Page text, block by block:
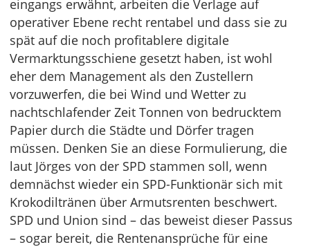
eingangs erwähnt, arbeiten die Verlage auf
operativer Ebene recht rentabel und dass sie zu
spät auf die noch profitablere digitale
Vermarktungsschiene gesetzt haben, ist wohl
eher dem Management als den Zustellern
vorzuwerfen, die bei Wind und Wetter zu
nachtschlafender Zeit Tonnen von bedrucktem
Papier durch die Städte und Dörfer tragen
müssen. Denken Sie an diese Formulierung, die
laut Jörges von der SPD stammen soll, wenn
demnächst wieder ein SPD-Funktionär sich mit
Krokodiltränen über Armutsrenten beschwert.
SPD und Union sind – das beweist dieser Passus
– sogar bereit, die Rentenansprüche für eine